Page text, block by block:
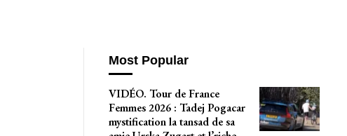
Most Popular
VIDÉO. Tour de France
Femmes 2026 : Tadej Pogacar
mystification la tansad de sa